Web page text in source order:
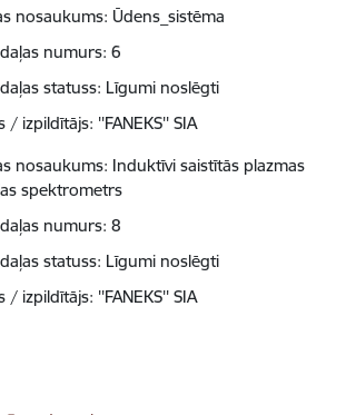
nosaukums: Ūdens_sistēma
numurs: 6
statuss: Līgumi noslēgti
/ izpildītājs: ''FANEKS'' SIA
nosaukums: Induktīvi saistītās plazmas
spektrometrs
numurs: 8
statuss: Līgumi noslēgti
/ izpildītājs: ''FANEKS'' SIA